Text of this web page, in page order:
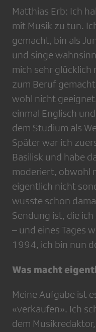
Matthias Erb: Ich
mit Musik zu tun.
gemacht, bin als
und singe
mich sehr glücklich
zum Beruf
wohl nicht
einmal Englisch
dem Studium als
Später war ich
Basilisk und habe
moderiert, obwohl
eigentlich nicht
wusste schon
Sendung ist, die
– und eines Tages
1994, ich bin nun
Was macht
Meine Aufgabe ist
«verkaufen». Ich
dem